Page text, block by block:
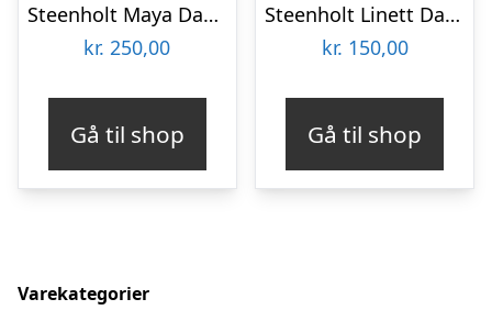
Steenholt Maya Dame Bukser Plus Size – Navy – 52
kr. 250,00
Gå til shop
Steenholt Linett Dame Bukser i hørmix Plus Size – Heavenly Blue – 54
kr. 150,00
Gå til shop
Varekategorier